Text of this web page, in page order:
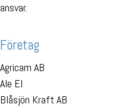
ansvar.
Företag
Agricam AB
Ale El
Blåsjön Kraft AB